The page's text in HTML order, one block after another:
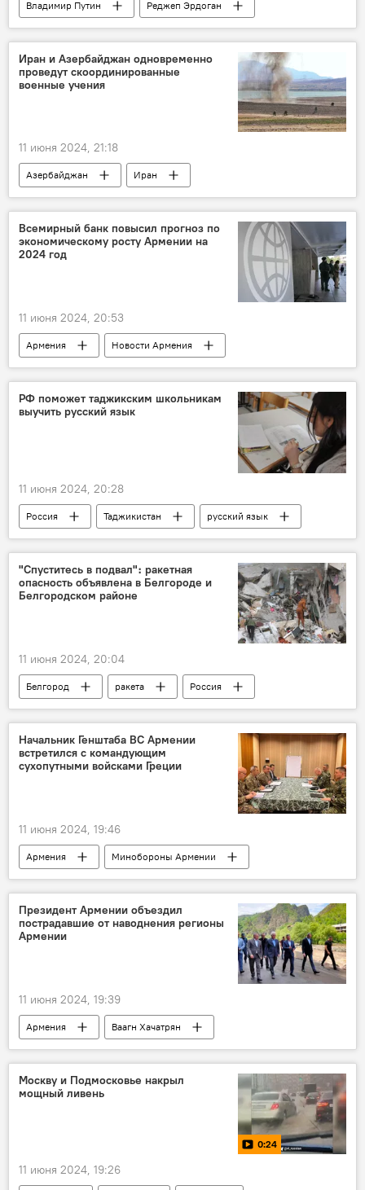
Владимир Путин
Реджеп Эрдоган
Россия
Турция
Иран и Азербайджан одновременно
проведут скоординированные
военные учения
11 июня 2024, 21:18
Азербайджан Иран
Всемирный банк повысил прогноз по
экономическому росту Армении на
2024 год
11 июня 2024, 20:53
Армения
Новости Армения
Экономика
Всемирный банк
РФ поможет таджикским школьникам
выучить русский язык
11 июня 2024, 20:28
Россия Таджикистан русский язык
"Спуститесь в подвал"։ ракетная
опасность объявлена в Белгороде и
Белгородском районе
11 июня 2024, 20:04
Белгород ракета
Россия
Украина
Начальник Генштаба ВС Армении
встретился с командующим
сухопутными войсками Греции
11 июня 2024, 19:46
Армения
Минобороны Армении
Генштаб
Греция
Президент Армении объездил
пострадавшие от наводнения регионы
Армении
11 июня 2024, 19:39
Армения
Ваагн Хачатрян
Лорийская область
наводнение
Москву и Подмосковье накрыл
мощный ливень
0:24
11 июня 2024, 19:26